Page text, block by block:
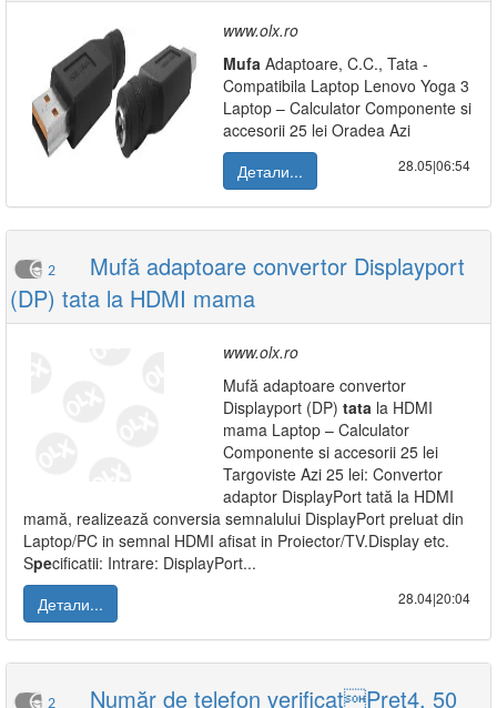
www.olx.ro
Mufa Adaptoare, C.C., Tata -
Compatibila Laptop Lenovo Yoga 3
Laptop – Calculator Componente si
accesorii 25 lei Oradea Azi
Детали...
28.05|06:54
2
Mufă adaptoare convertor Displayport
(DP) tata la HDMI mama
www.olx.ro
Mufă adaptoare convertor
Displayport (DP) tata la HDMI
mama Laptop – Calculator
Componente si accesorii 25 lei
Targoviste Azi 25 lei: Convertor
adaptor DisplayPort tată la HDMI
mamă, realizează conversia semnalului DisplayPort preluat din
Laptop/PC in semnal HDMI afisat in Proiector/TV.Display etc.
Specificatii: Intrare: DisplayPort...
Детали...
28.04|20:04
2
Număr de telefon verificatPreţ4, 50